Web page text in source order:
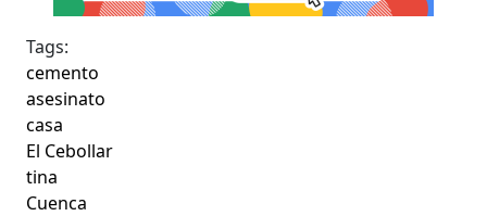
Tags:
cemento
asesinato
casa
El Cebollar
tina
Cuenca